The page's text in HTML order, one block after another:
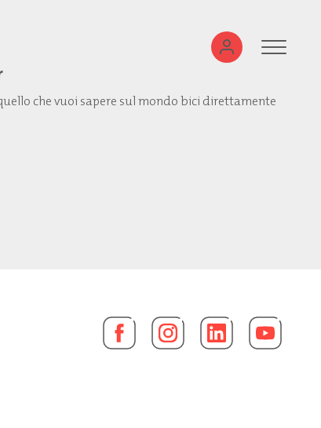
che vuoi sapere sul mondo bici direttamente